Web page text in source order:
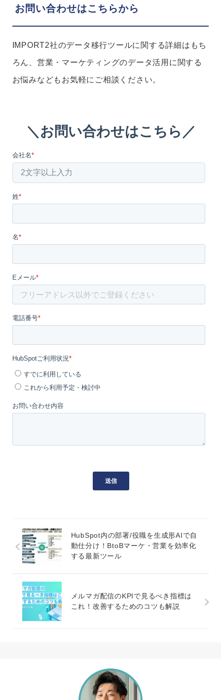
お問い合わせはこちらから
IMPORT2社のデータ移行ツールに関する詳細はもち
ろん、営業・マーケティングのデータ活用に関する
お悩みなどもお気軽にご相談ください。
HubSpot内の部署/役職を生成形AIで自
動仕分け！BtoBマーケ・営業を効率化
する最新ツール
メルマガ配信のKPIで見るべき指標は
これ！改善するためのコツも解説